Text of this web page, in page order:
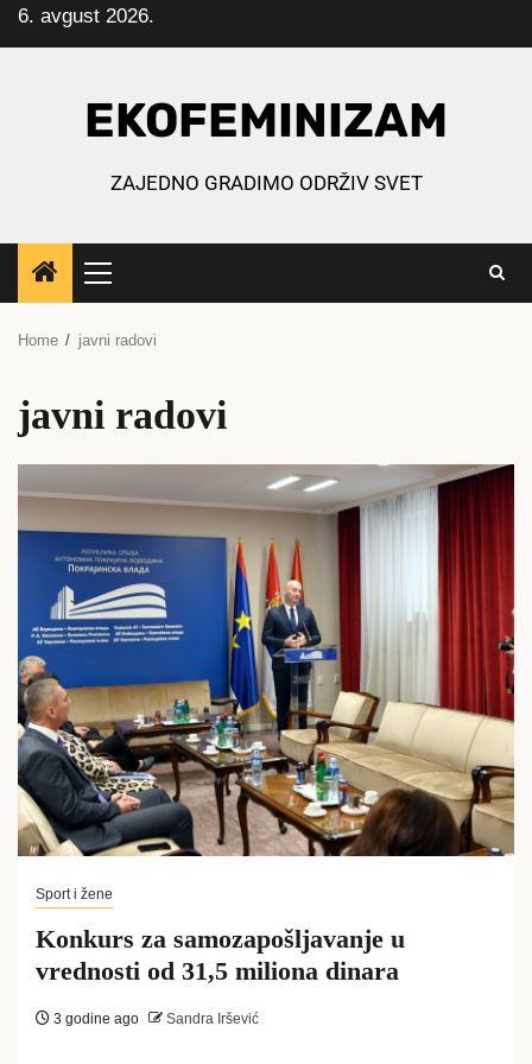
Skip
to
6. avgust 2026.
EKOFEMINIZAM
ZAJEDNO GRADIMO ODRŽIV SVET
Primary
Menu
Home javni radovi
javni radovi
Sport i žene
Konkurs za samozapošljavanje u
vrednosti od 31,5 miliona dinara
3 godine ago Sandra Iršević